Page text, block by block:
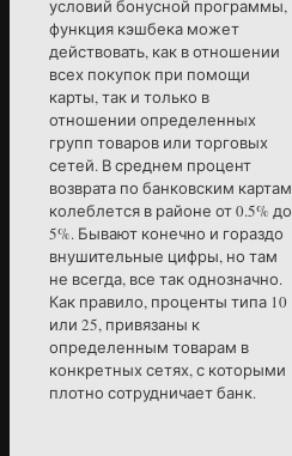
условий бонусной программы,
функция кэшбека может
действовать, как в отношении
всех покупок при помощи
карты, так и только в
отношении определенных
групп товаров или торговых
сетей. В среднем процент
возврата по банковским картам
колеблется в районе от 0.5% до
5%. Бывают конечно и гораздо
внушительные цифры, но там
не всегда, все так однозначно.
Как правило, проценты типа 10
или 25, привязаны к
определенным товарам в
конкретных сетях, с которыми
плотно сотрудничает банк.